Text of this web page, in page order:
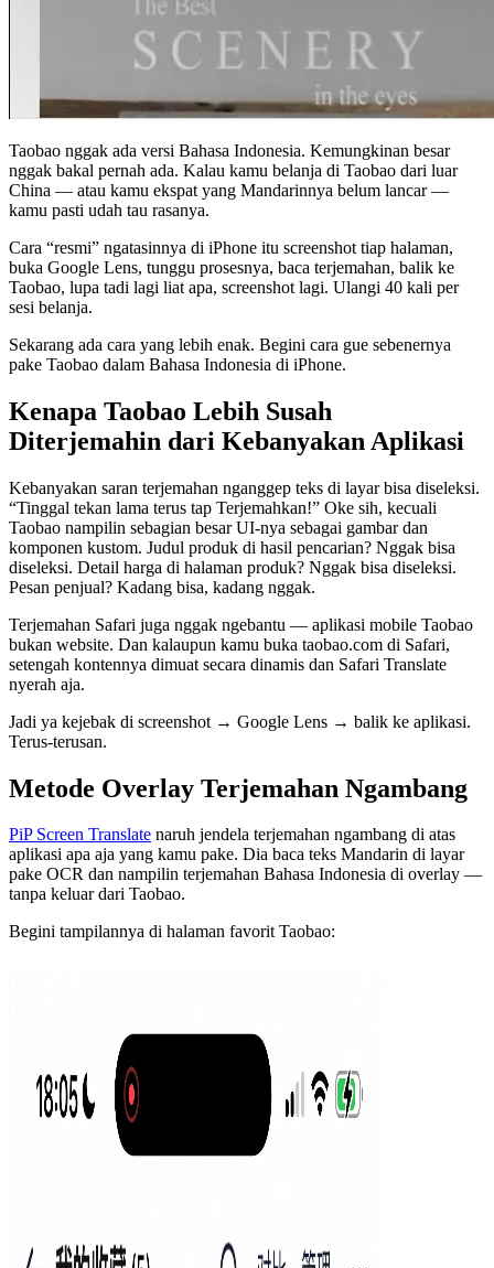
Taobao nggak ada versi Bahasa Indonesia. Kemungkinan besar
nggak bakal pernah ada. Kalau kamu belanja di Taobao dari luar
China — atau kamu ekspat yang Mandarinnya belum lancar —
kamu pasti udah tau rasanya.
Cara “resmi” ngatasinnya di iPhone itu screenshot tiap halaman,
buka Google Lens, tunggu prosesnya, baca terjemahan, balik ke
Taobao, lupa tadi lagi liat apa, screenshot lagi. Ulangi 40 kali per
sesi belanja.
Sekarang ada cara yang lebih enak. Begini cara gue sebenernya
pake Taobao dalam Bahasa Indonesia di iPhone.
Kenapa Taobao Lebih Susah
Diterjemahin dari Kebanyakan Aplikasi
Kebanyakan saran terjemahan nganggep teks di layar bisa diseleksi.
“Tinggal tekan lama terus tap Terjemahkan!” Oke sih, kecuali
Taobao nampilin sebagian besar UI-nya sebagai gambar dan
komponen kustom. Judul produk di hasil pencarian? Nggak bisa
diseleksi. Detail harga di halaman produk? Nggak bisa diseleksi.
Pesan penjual? Kadang bisa, kadang nggak.
Terjemahan Safari juga nggak ngebantu — aplikasi mobile Taobao
bukan website. Dan kalaupun kamu buka taobao.com di Safari,
setengah kontennya dimuat secara dinamis dan Safari Translate
nyerah aja.
Jadi ya kejebak di screenshot → Google Lens → balik ke aplikasi.
Terus-terusan.
Metode Overlay Terjemahan Ngambang
PiP Screen Translate naruh jendela terjemahan ngambang di atas
aplikasi apa aja yang kamu pake. Dia baca teks Mandarin di layar
pake OCR dan nampilin terjemahan Bahasa Indonesia di overlay —
tanpa keluar dari Taobao.
Begini tampilannya di halaman favorit Taobao: